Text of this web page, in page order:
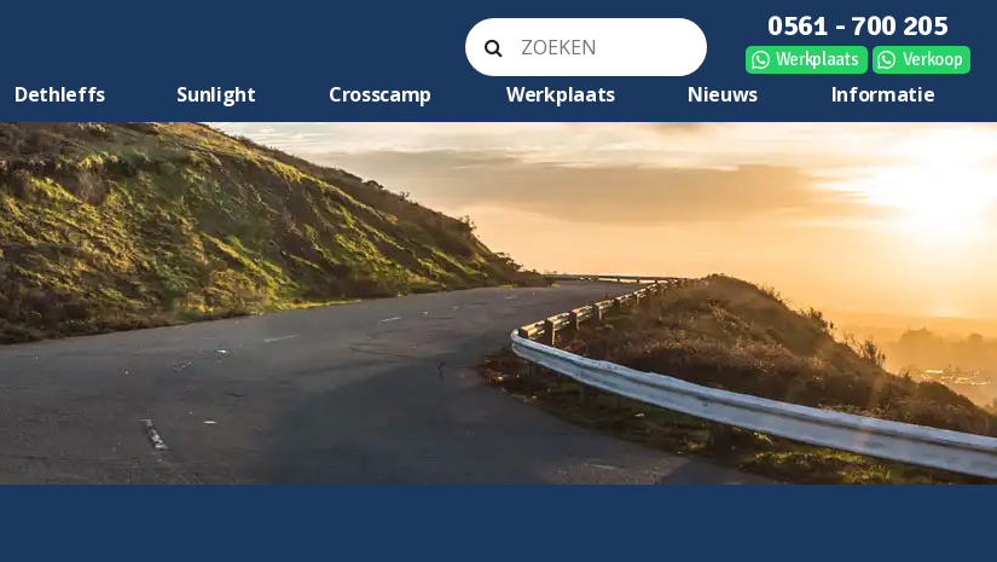
0561 - 700 205
Werkplaats Verkoop
Dethleffs Sunlight Crosscamp Werkplaats Nieuws Informatie